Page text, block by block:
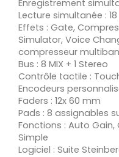
Enregistrement
Lecture simultanée :
Effets : Gate,
Simulator, Voice
compresseur
Bus : 8 MIX + 1 Stereo
Contrôle tactile :
Encodeurs
Faders : 12x 60 mm
Pads : 8 assignables
Fonctions : Auto Gain,
Simple
Logiciel : Suite